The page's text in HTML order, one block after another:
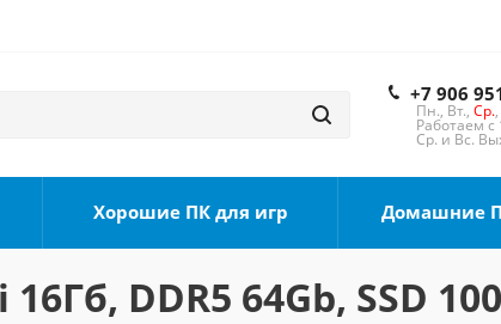
+7 906
Пн., Вт., Ср.
Работаем с
Ср. и Вс.
Хорошие ПК для игр Домашние
DDR5 64Gb, SSD